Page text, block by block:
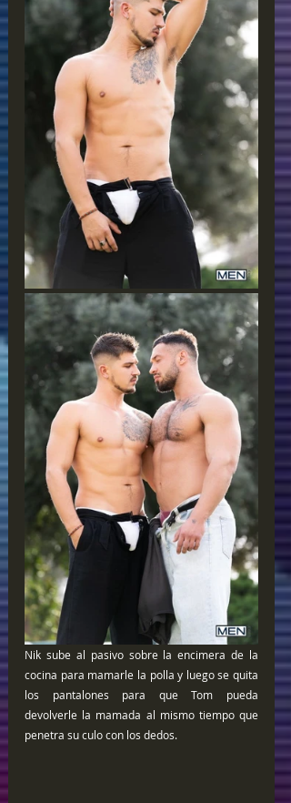
Nik sube al pasivo sobre la encimera de la
cocina para mamarle la polla y luego se quita
los pantalones para que Tom pueda
devolverle la mamada al mismo tiempo que
penetra su culo con los dedos.